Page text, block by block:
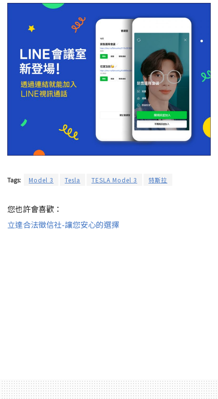
Tags: Model 3 Tesla TESLA Model 3 特斯拉
您也許會喜歡：
立達合法徵信社-讓您安心的選擇